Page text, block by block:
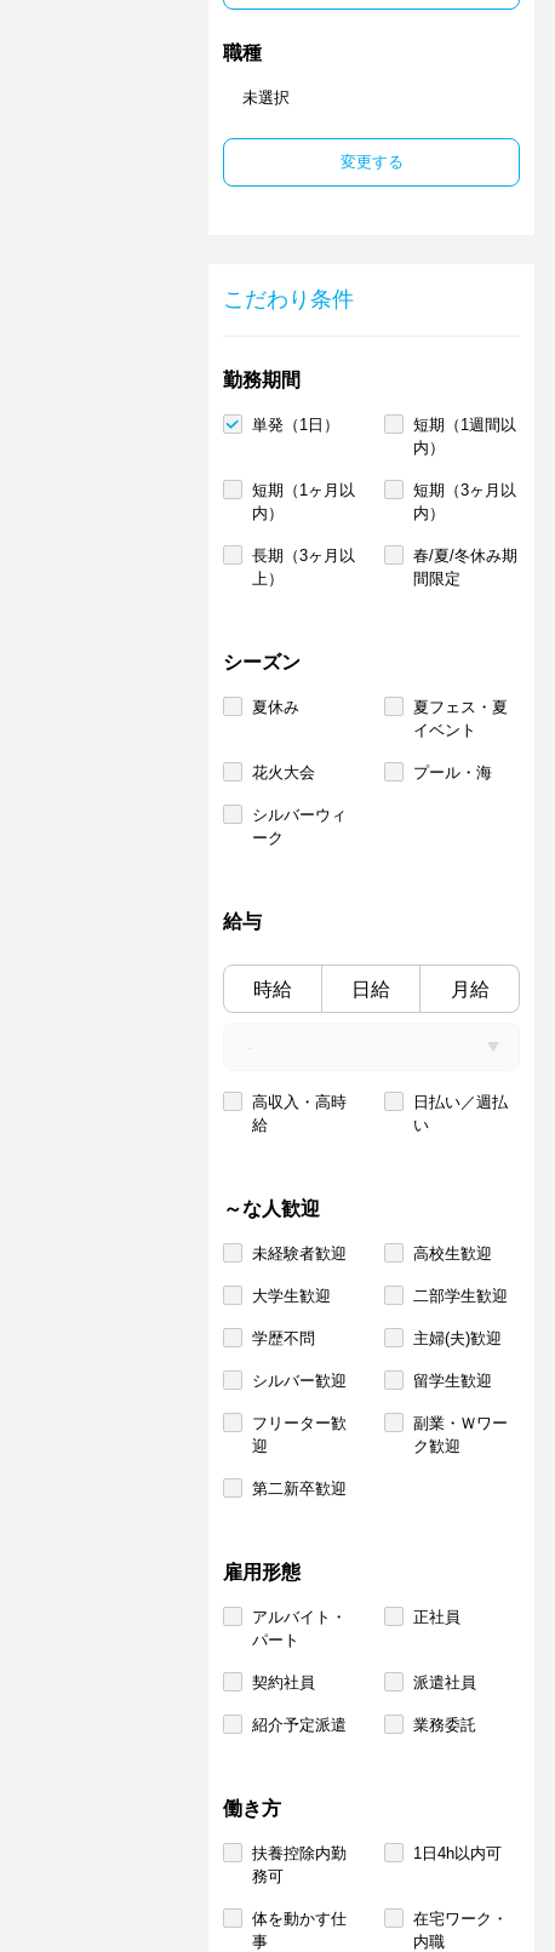
職種
未選択
変更する
こだわり条件
勤務期間
単発（1日）
短期（1週間以
内）
短期（1ヶ月以
内）
短期（3ヶ月以
内）
長期（3ヶ月以
上）
春/夏/冬休み期
間限定
シーズン
夏休み
夏フェス・夏
イベント
花火大会 プール・海
シルバーウィ
ーク
給与
時給 日給 月給
高収入・高時
給
日払い／週払
い
～な人歓迎
未経験者歓迎 高校生歓迎
大学生歓迎 二部学生歓迎
学歴不問 主婦(夫)歓迎
シルバー歓迎 留学生歓迎
フリーター歓
迎
副業・Ｗワー
ク歓迎
第二新卒歓迎
雇用形態
アルバイト・
パート
正社員
契約社員 派遣社員
紹介予定派遣 業務委託
働き方
扶養控除内勤
務可
1日4h以内可
体を動かす仕
事
在宅ワーク・
内職